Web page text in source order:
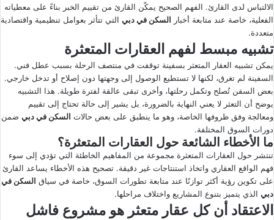
الالتباس لدى القارئ. الفهم الصحيح يمكّن القارئ من تقييم الخبر بناءً على معطياته
الفعلية، خاصة عند متابعة أخبار السكن في دبي التي تتأثر بعوامل تنظيمية واقتصادية
متعددة.
تشبيه مبسط لفهم العقارات المتعثرة
يمكن تشبيه العقار المتعثر بسفينة توقفت في منتصف الرحلة بسبب عطل فني.
السفينة لم تغرق، لكنها لا تستطيع الوصول إلى وجهتها دون إصلاح أو تدخل خارجي.
بعض السفن تُصلح وتكمل رحلتها، وأخرى تبقى عالقة لفترة طويلة. هذا التشبيه
يوضح أن التعثر لا يعني النهاية بالضرورة، بل يشير إلى حالة تحتاج إلى تقييم
ومعالجة وفق ظروفها الخاصة، وهو ما ينطبق على بعض حالات السكن في دبي ضمن
دورات السوق المختلفة.
ما الأخطاء الشائعة حول العقارات المتعثرة؟
تنتشر حول العقارات المتعثرة مجموعة من المفاهيم الخاطئة التي تؤدي إلى سوء
فهم الواقع العقاري واتخاذ استنتاجات غير دقيقة. تصحيح هذه الأخطاء يساعد القارئ
على تكوين رؤية أكثر توازنًا عند متابعة تطورات السوق، خاصة في سياق السكن في
دبي الذي يتميز بتنوع المشاريع واختلاف مراحلها.
الاعتقاد أن كل عقار متعثر هو مشروع فاشل